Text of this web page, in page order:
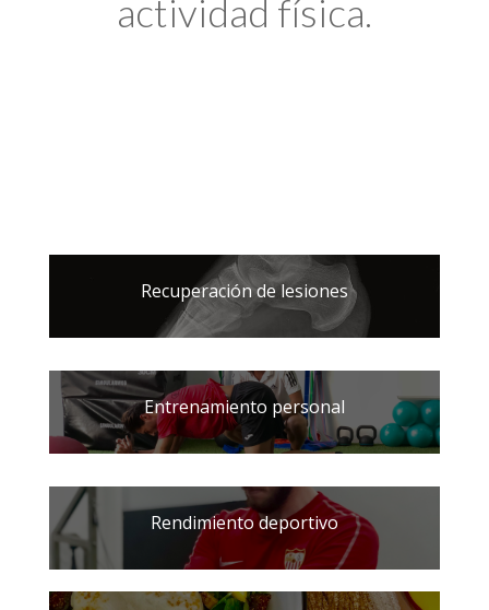
actividad física.
Recuperación de lesiones
Entrenamiento personal
Rendimiento deportivo